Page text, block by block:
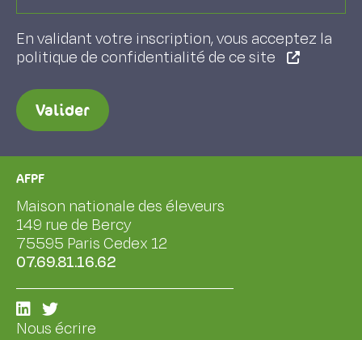
En validant votre inscription, vous acceptez la
politique de confidentialité de ce site
Valider
AFPF
Maison nationale des éleveurs
149 rue de Bercy
75595 Paris Cedex 12
07.69.81.16.62
Nous écrire